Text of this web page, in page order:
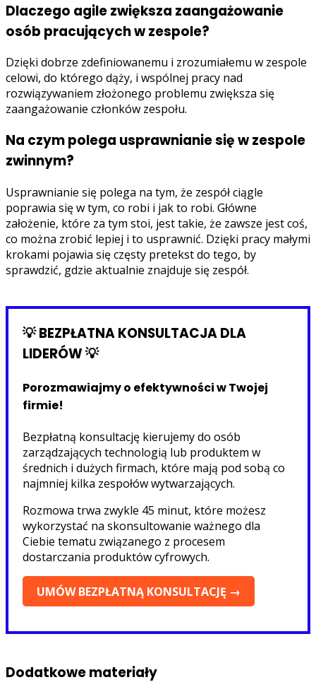
Dlaczego agile zwiększa zaangażowanie
osób pracujących w zespole?
Dzięki dobrze zdefiniowanemu i zrozumiałemu w zespole
celowi, do którego dąży, i wspólnej pracy nad
rozwiązywaniem złożonego problemu zwiększa się
zaangażowanie członków zespołu.
Na czym polega usprawnianie się w zespole
zwinnym?
Usprawnianie się polega na tym, że zespół ciągle
poprawia się w tym, co robi i jak to robi. Główne
założenie, które za tym stoi, jest takie, że zawsze jest coś,
co można zrobić lepiej i to usprawnić. Dzięki pracy małymi
krokami pojawia się częsty pretekst do tego, by
sprawdzić, gdzie aktualnie znajduje się zespół.
💡 BEZPŁATNA KONSULTACJA DLA
LIDERÓW 💡
Porozmawiajmy o efektywności w Twojej
firmie!
Bezpłatną konsultację kierujemy do osób
zarządzających technologią lub produktem w
średnich i dużych firmach, które mają pod sobą co
najmniej kilka zespołów wytwarzających.
Rozmowa trwa zwykle 45 minut, które możesz
wykorzystać na skonsultowanie ważnego dla
Ciebie tematu związanego z procesem
dostarczania produktów cyfrowych.
UMÓW BEZPŁATNĄ KONSULTACJĘ →
Dodatkowe materiały